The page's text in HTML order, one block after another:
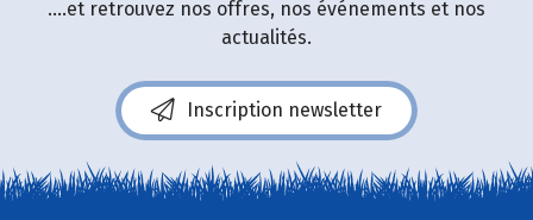
....et retrouvez nos offres, nos événements et nos
actualités.
Inscription newsletter